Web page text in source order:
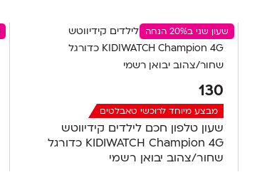
שעון שני ב20% הנחה
130
מבצע מיוחד לרוכשי טאבלטים
שעון טלפון חכם לילדים קידיווטש
KIDIWATCH Champion 4G כדורגל
שחור/צהוב יבואן רשמי